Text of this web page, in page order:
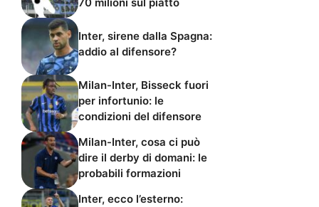
Inter, sirene dalla Spagna:
addio al difensore?
Milan-Inter, Bisseck fuori
per infortunio: le
condizioni del difensore
Milan-Inter, cosa ci può
dire il derby di domani: le
probabili formazioni
Inter, ecco l’esterno: